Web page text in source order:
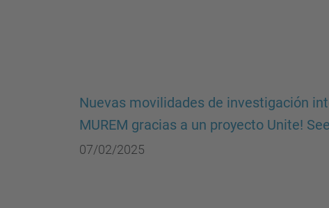
Nuevas movilidades de investigación
MUREM gracias a un proyecto Unite!
07/02/2025